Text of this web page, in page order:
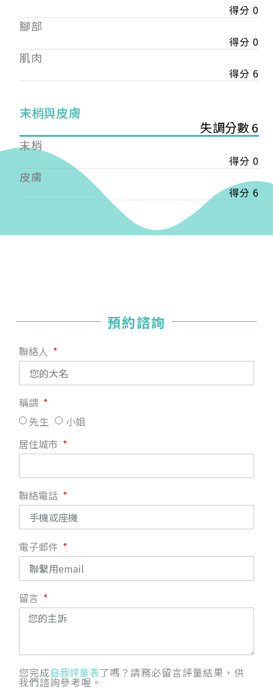
得分 0
腳部
得分 0
肌肉
得分 6
末梢與皮膚
失調分數 6
末梢
得分 0
皮膚
得分 6
預約諮詢
聯絡人
稱謂
先生
小姐
居住城市
聯絡電話
電子郵件
留言
您完成自我評量表了嗎？請務必留言評量結果，供
我們諮詢參考喔。
【會費】
入會費新臺幣1200元，於會員入會時繳納；常年會
費1200元，於每年度繳納。
入會費新臺幣3000元，於會員入會時繳納；常年會
費3000元，於每年度繳納。
戶名: 社團法人台灣自律神經健康培訓暨發展協會
帳號: 003-03-501566-2
銀行: (013) 國泰世華 南京東路分行